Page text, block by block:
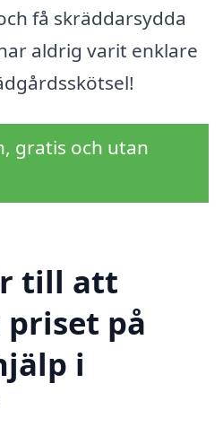
få skräddarsydda
aldrig varit enklare
gratis och utan
till att
på
i